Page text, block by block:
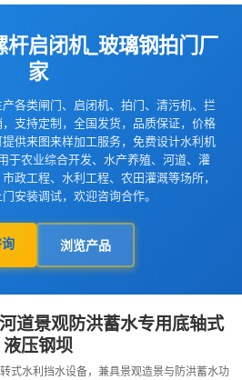
杆启闭机_玻璃钢拍门厂
家
各类闸门、启闭机、拍门、清污机、拦
支持定制，全国发货，品质保证，价格
供来图来样加工服务，免费设计水利机
于农业综合开发、水产养殖、河道、灌
政工程、水利工程、农田灌溉等场所，
安装调试，欢迎咨询合作。
浏览产品
道景观防洪蓄水专用底轴式
液压钢坝
式水利挡水设备，兼具景观造景与防洪蓄水功